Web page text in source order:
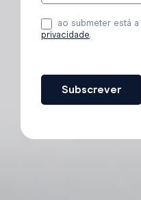
ao submeter está
privacidade.
Subscrever